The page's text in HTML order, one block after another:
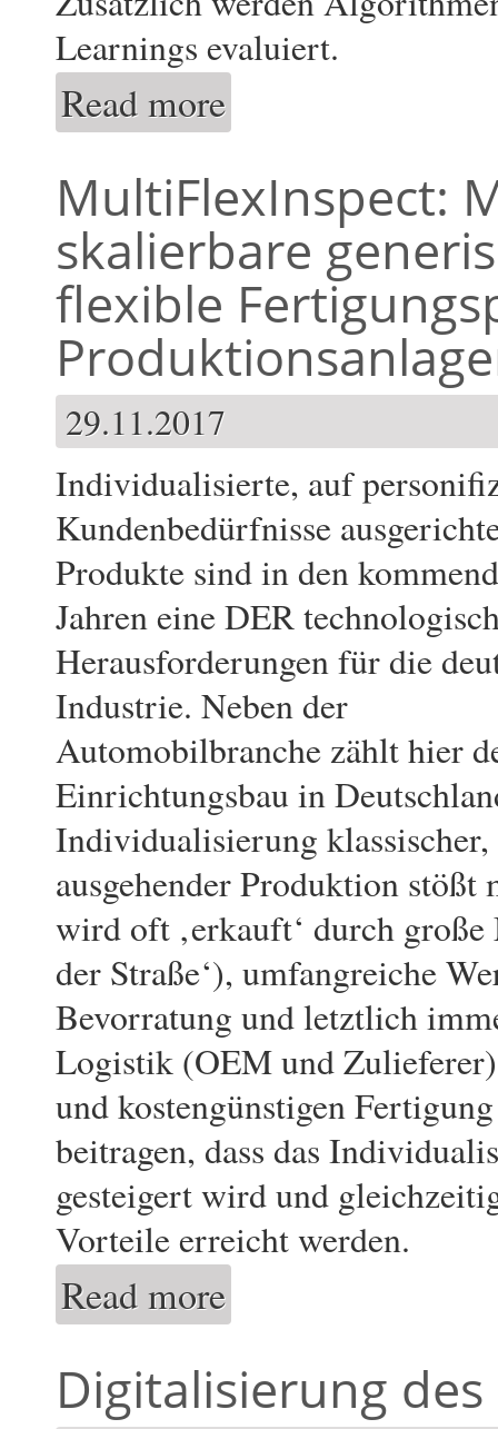
Learnings evaluiert.
Read more
MultiFlexInspect:
skalierbare
flexible
29.11.2017
Individualisierte, auf
Kundenbedürfnisse
Produkte sind in den
Jahren eine DER
Herausforderungen für die
Industrie. Neben der
Automobilbranche zählt hier
Einrichtungsbau in
Individualisierung
ausgehender Produktion
wird oft ‚erkauft‘ durch
der Straße‘), umfangreiche
Bevorratung und letztlich
Logistik (OEM und
und kostengünstigen
beitragen, dass das
gesteigert wird und
Vorteile erreicht werden.
Read more
Digitalisierung